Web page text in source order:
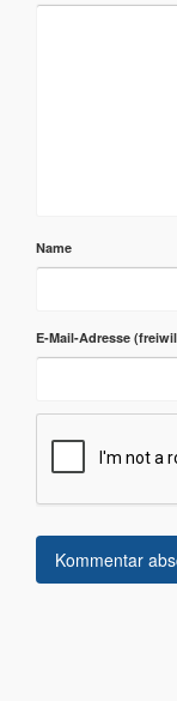
Name
E-Mail-Adresse